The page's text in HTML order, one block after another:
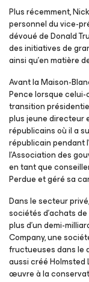
Plus récemment,
personnel du vice-
dévoué de Donald
des initiatives de
ainsi qu’en matière
Avant la Maison-
Pence lorsque
transition
plus jeune directeur
républicains où il a
républicain pendant
l’Association des
en tant que
Perdue et géré sa
Dans le secteur
sociétés d’achats
plus d’un demi-
Company, une
fructueuses dans le
aussi créé
œuvre à la